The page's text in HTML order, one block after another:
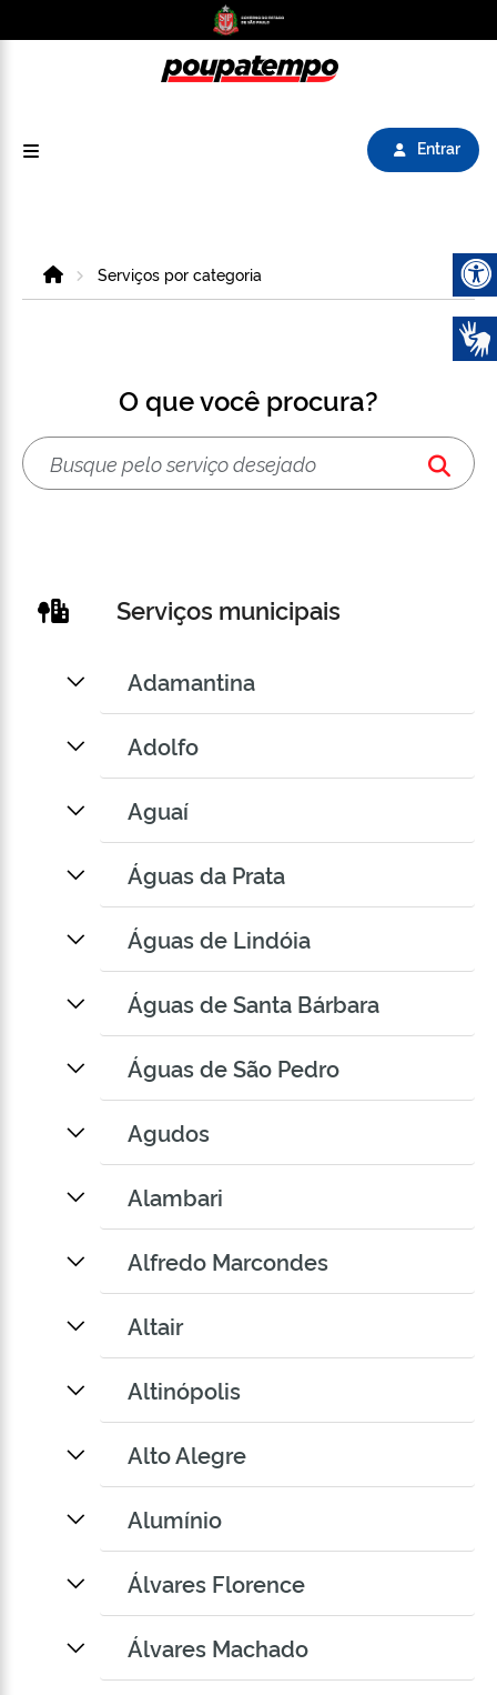
Entrar
HomeServiços por categoria
O que você procura?
Serviços municipais
Adamantina
Adolfo
Aguaí
Águas da Prata
Águas de Lindóia
Águas de Santa Bárbara
Águas de São Pedro
Agudos
Alambari
Alfredo Marcondes
Altair
Altinópolis
Alto Alegre
Alumínio
Álvares Florence
Álvares Machado